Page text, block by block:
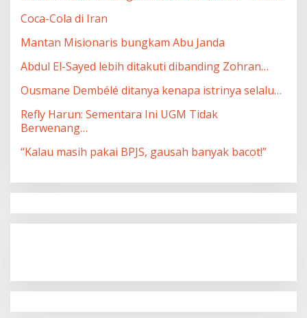
Coca-Cola di Iran
Mantan Misionaris bungkam Abu Janda
Abdul El-Sayed lebih ditakuti dibanding Zohran…
Ousmane Dembélé ditanya kenapa istrinya selalu…
Refly Harun: Sementara Ini UGM Tidak
Berwenang…
“Kalau masih pakai BPJS, gausah banyak bacot!”